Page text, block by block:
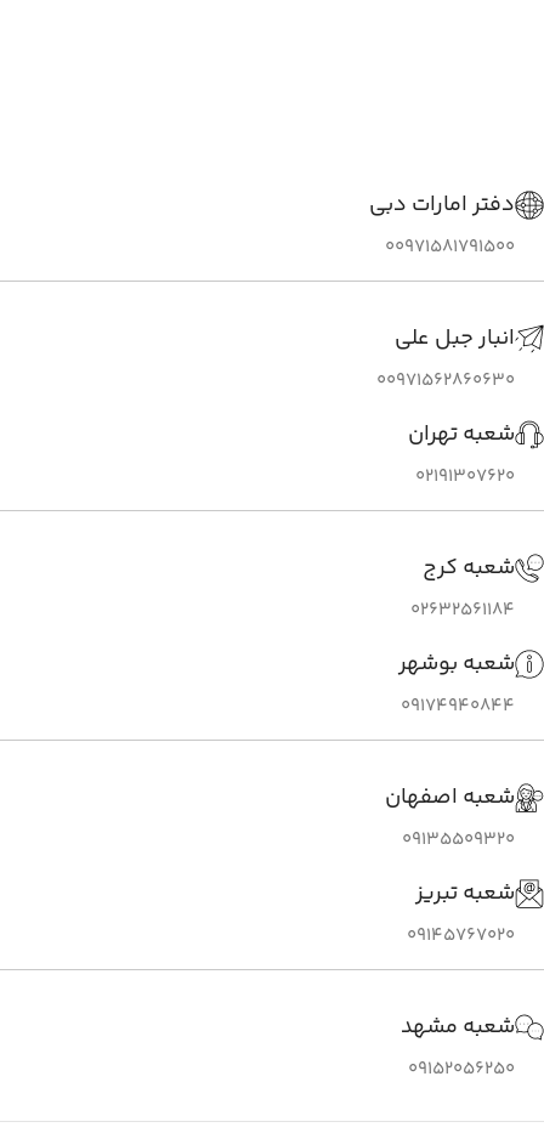
دفتر امارات دبی
00971581791500
انبار جبل علی
00971562860630
شعبه تهران
02191307620
شعبه کرج
02632561184
شعبه بوشهر
09174940844
شعبه اصفهان
09135509320
شعبه تبریز
09145767020
شعبه مشهد
09152056250